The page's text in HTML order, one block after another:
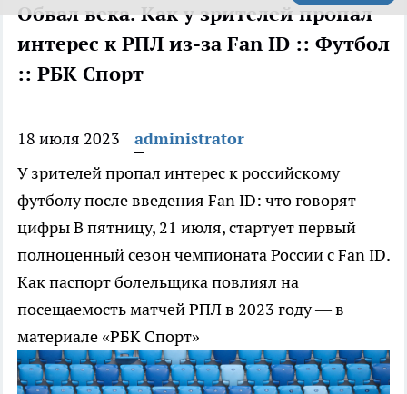
Обвал века. Как у зрителей пропал
интерес к РПЛ из-за Fan ID :: Футбол
:: РБК Спорт
18 июля 2023
administrator
У зрителей пропал интерес к российскому
футболу после введения Fan ID: что говорят
цифрыВ пятницу, 21 июля, стартует первый
полноценный сезон чемпионата России с Fan ID.
Как паспорт болельщика повлиял на
посещаемость матчей РПЛ в 2023 году — в
материале «РБК Спорт»